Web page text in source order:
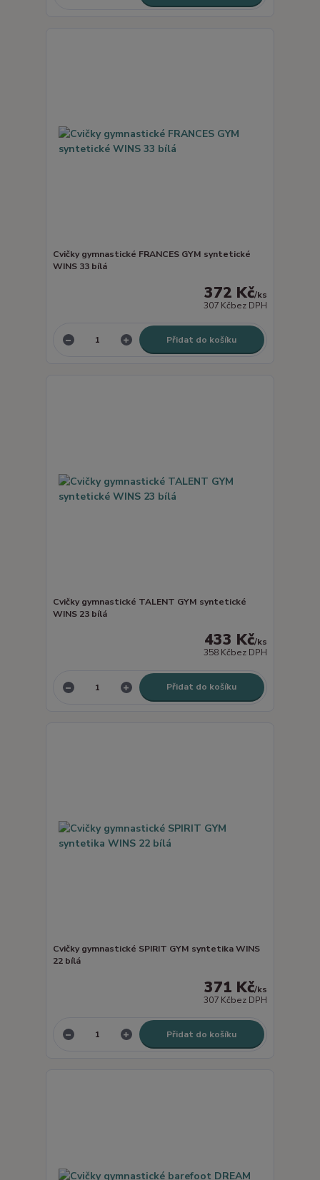
Cvičky gymnastické FRANCES GYM syntetické
WINS 33 bílá
372 Kč/ks
307 Kčbez DPH
Přidat do košíku
Cvičky gymnastické TALENT GYM syntetické
WINS 23 bílá
433 Kč/ks
358 Kčbez DPH
Přidat do košíku
Cvičky gymnastické SPIRIT GYM syntetika WINS
22 bílá
371 Kč/ks
307 Kčbez DPH
Přidat do košíku